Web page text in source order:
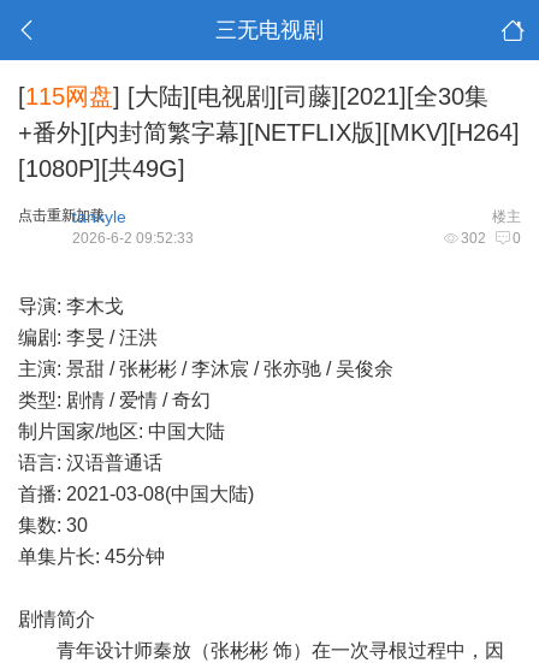
三无电视剧
[115网盘] [大陆][电视剧][司藤][2021][全30集
+番外][内封简繁字幕][NETFLIX版][MKV][H264]
[1080P][共49G]
点击重新加载 楼主
tankyle
302 0
2026-6-2 09:52:33
导演: 李木戈
编剧: 李旻 / 汪洪
主演: 景甜 / 张彬彬 / 李沐宸 / 张亦驰 / 吴俊余
类型: 剧情 / 爱情 / 奇幻
制片国家/地区: 中国大陆
语言: 汉语普通话
首播: 2021-03-08(中国大陆)
集数: 30
单集片长: 45分钟
剧情简介
青年设计师秦放（张彬彬 饰）在一次寻根过程中，因